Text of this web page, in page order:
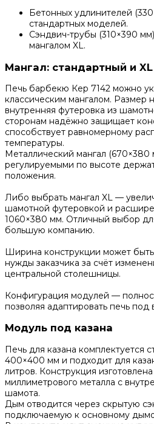
Бетонных удлинителей
стандартных моделей.
Сэндвич-трубы (310×390
мангалом XL.
Мангал: стандартный и XL
Печь барбекю Кер 7142 можно
классическим мангалом.
внутренняя футеровка из
сторонам надёжно защищает
способствует равномерному
температуры.
Металлический мангал
регулируемыми по высоте
положения.
Либо выбрать мангал XL —
шамотной футеровкой и
1060×380 мм. Отличный выбор
большую компанию.
Ширина конструкции может
нужды заказчика за счёт
центральной столешницы.
Конфигурация модулей —
позволяя адаптировать печь под
Модуль под казана
Печь для казана комплектуется
400×400 мм и подходит для
литров. Конструкция
миллиметрового металла с
шамота.
Дым отводится через скрытую
подключаемую к основному